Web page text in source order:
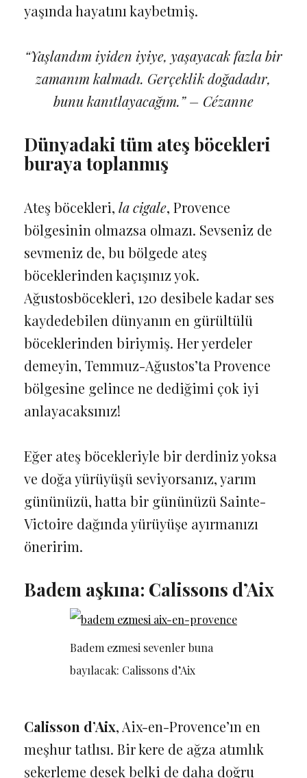
yaşında hayatını kaybetmiş.
“Yaşlandım iyiden iyiye, yaşayacak fazla bir
zamanım kalmadı. Gerçeklik doğadadır,
bunu kanıtlayacağım.” – Cézanne
Dünyadaki tüm ateş böcekleri
buraya toplanmış
Ateş böcekleri, la cigale, Provence
bölgesinin olmazsa olmazı. Sevseniz de
sevmeniz de, bu bölgede ateş
böceklerinden kaçışınız yok.
Ağustosböcekleri, 120 desibele kadar ses
kaydedebilen dünyanın en gürültülü
böceklerinden biriymiş. Her yerdeler
demeyin, Temmuz-Ağustos’ta Provence
bölgesine gelince ne dediğimi çok iyi
anlayacaksınız!
Eğer ateş böcekleriyle bir derdiniz yoksa
ve doğa yürüyüşü seviyorsanız, yarım
gününüzü, hatta bir gününüzü Sainte-
Victoire dağında yürüyüşe ayırmanızı
öneririm.
Badem aşkına: Calissons d’Aix
Badem ezmesi sevenler buna
bayılacak: Calissons d’Aix
Calisson d’Aix, Aix-en-Provence’ın en
meşhur tatlısı. Bir kere de ağza atımlık
şekerleme desek belki de daha doğru